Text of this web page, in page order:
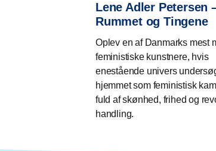
Lene Adler Petersen
Rummet og Tingene
Oplev en af Danmarks mest
feministiske kunstnere, hvis
enestående univers
hjemmet som feministisk
fuld af skønhed, frihed og
handling.